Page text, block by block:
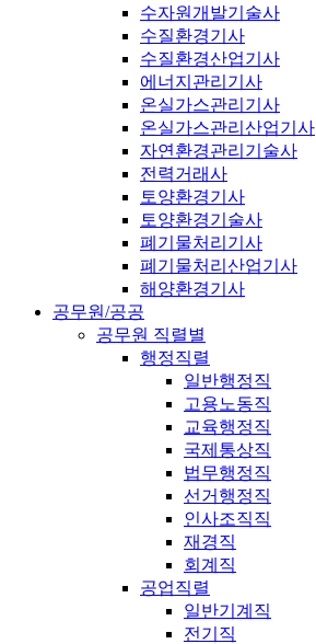
수자원개발기술사
수질환경기사
수질환경산업기사
에너지관리기사
온실가스관리기사
온실가스관리산업기사
자연환경관리기술사
전력거래사
토양환경기사
토양환경기술사
폐기물처리기사
폐기물처리산업기사
해양환경기사
공무원/공공
공무원 직렬별
행정직렬
일반행정직
고용노동직
교육행정직
국제통상직
법무행정직
선거행정직
인사조직직
재경직
회계직
공업직렬
일반기계직
전기직